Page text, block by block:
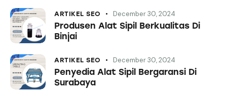
ARTIKEL SEO December 30, 2024
Produsen Alat Sipil Berkualitas Di
Binjai
ARTIKEL SEO December 30, 2024
Penyedia Alat Sipil Bergaransi Di
Surabaya